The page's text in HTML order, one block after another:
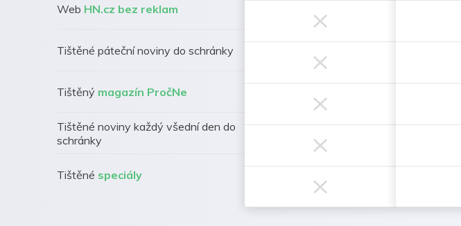
Web HN.cz bez reklam
Tištěné páteční noviny do schránky
Tištěný magazín PročNe
Tištěné noviny každý všední den do
schránky
Tištěné speciály